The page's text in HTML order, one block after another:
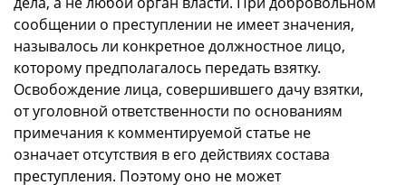
сообщении о преступлении не имеет значения,
называлось ли конкретное должностное лицо,
которому предполагалось передать взятку.
Освобождение лица, совершившего дачу взятки,
от уголовной ответственности по основаниям
примечания к комментируемой статье не
означает отсутствия в его действиях состава
преступления. Поэтому оно не может